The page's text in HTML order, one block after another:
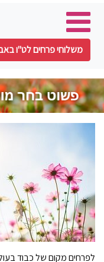
משלוחי פרחים לט"ו
לפרחים מקום של כבוד